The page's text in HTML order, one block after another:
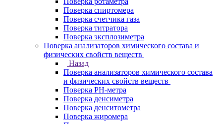
Поверка спиртомера
Поверка счетчика газа
Поверка титратора
Поверка эксплозиметра
Поверка анализаторов химического состава и
физических свойств веществ
Назад
Поверка анализаторов химического состава
и физических свойств веществ
Поверка PH-метра
Поверка денсиметра
Поверка денситометра
Поверка жиромера